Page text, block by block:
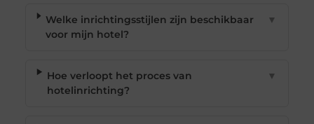
Welke inrichtingsstijlen zijn beschikbaar
voor mijn hotel?
▼
Hoe verloopt het proces van
hotelinrichting?
▼